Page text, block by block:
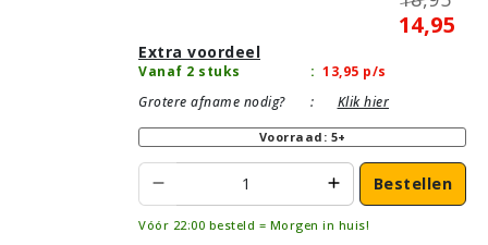
14,95
Extra voordeel
Vanaf 2 stuks : 13,95 p/s
Grotere afname nodig?
: Klik hier
Voorraad: 5+
Bestellen
Vóór 22:00 besteld = Morgen in huis!